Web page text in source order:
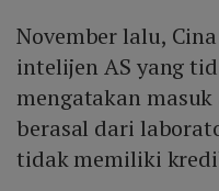
November lalu,
intelijen AS yang
mengatakan
berasal dari
tidak memiliki